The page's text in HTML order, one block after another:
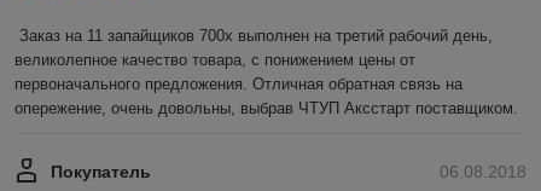
Заказ на 11 запайщиков 700х выполнен на третий рабочий день,
великолепное качество товара, с понижением цены от
первоначального предложения. Отличная обратная связь на
опережение, очень довольны, выбрав ЧТУП Аксстарт поставщиком.
06.08.2018
Покупатель